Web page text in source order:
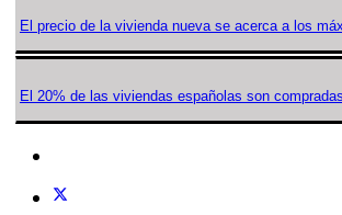
El precio de la vivienda nueva se acerca a los
El 20% de las viviendas españolas son